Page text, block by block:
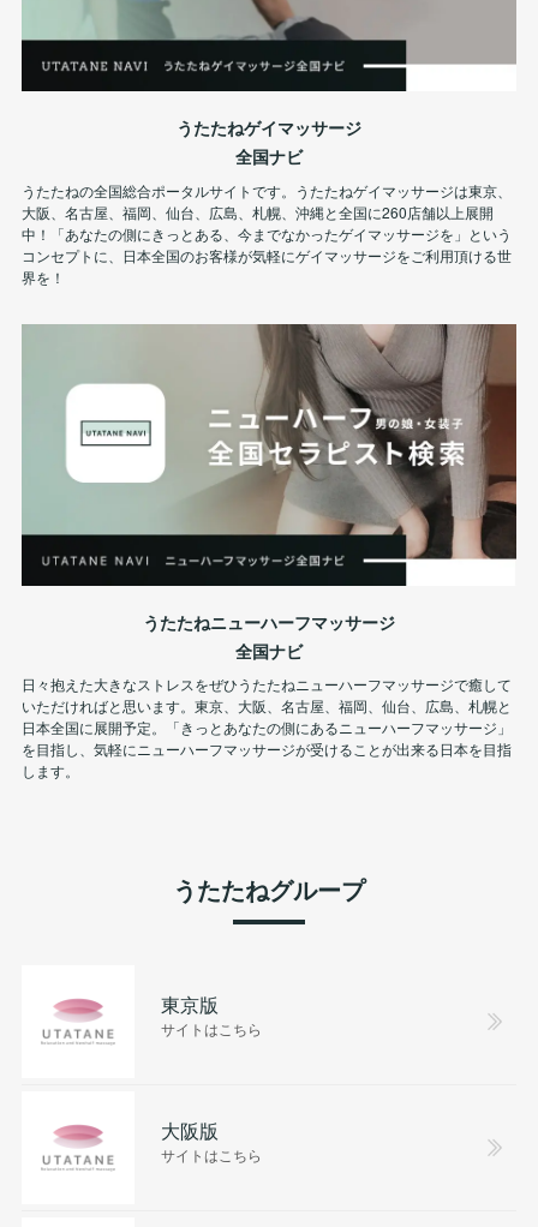
うたたねゲイマッサージ
全国ナビ
うたたねの全国総合ポータルサイトです。うたたねゲイマッサージは東京、
大阪、名古屋、福岡、仙台、広島、札幌、沖縄と全国に260店舗以上展開
中！「あなたの側にきっとある、今までなかったゲイマッサージを」という
コンセプトに、日本全国のお客様が気軽にゲイマッサージをご利用頂ける世
界を！
うたたねニューハーフマッサージ
全国ナビ
日々抱えた大きなストレスをぜひうたたねニューハーフマッサージで癒して
いただければと思います。東京、大阪、名古屋、福岡、仙台、広島、札幌と
日本全国に展開予定。「きっとあなたの側にあるニューハーフマッサージ」
を目指し、気軽にニューハーフマッサージが受けることが出来る日本を目指
します。
うたたねグループ
東京版
サイトはこちら
大阪版
サイトはこちら